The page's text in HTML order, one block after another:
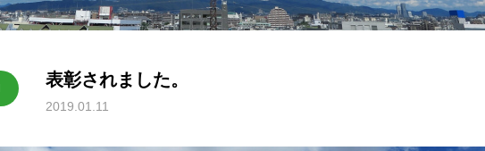
表彰されました。
2019.01.11